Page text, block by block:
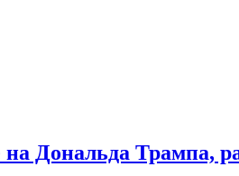
Дональда Трампа,